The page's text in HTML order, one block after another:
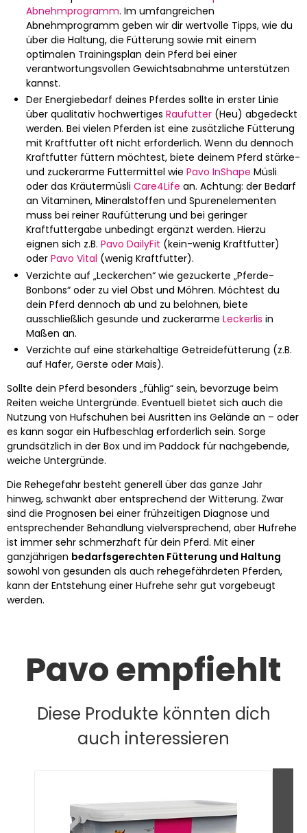
Abnehmprogramm. Im umfangreichen
Abnehmprogramm geben wir dir wertvolle Tipps, wie du
über die Haltung, die Fütterung sowie mit einem
optimalen Trainingsplan dein Pferd bei einer
verantwortungsvollen Gewichtsabnahme unterstützen
kannst.
Der Energiebedarf deines Pferdes sollte in erster Linie
über qualitativ hochwertiges Raufutter (Heu) abgedeckt
werden. Bei vielen Pferden ist eine zusätzliche Fütterung
mit Kraftfutter oft nicht erforderlich. Wenn du dennoch
Kraftfutter füttern möchtest, biete deinem Pferd stärke-
und zuckerarme Futtermittel wie Pavo InShape Müsli
oder das Kräutermüsli Care4Life an. Achtung: der Bedarf
an Vitaminen, Mineralstoffen und Spurenelementen
muss bei reiner Raufütterung und bei geringer
Kraftfuttergabe unbedingt ergänzt werden. Hierzu
eignen sich z.B. Pavo DailyFit (kein-wenig Kraftfutter)
oder Pavo Vital (wenig Kraftfutter).
Verzichte auf „Leckerchen“ wie gezuckerte „Pferde-
Bonbons“ oder zu viel Obst und Möhren. Möchtest du
dein Pferd dennoch ab und zu belohnen, biete
ausschließlich gesunde und zuckerarme Leckerlis in
Maßen an.
Verzichte auf eine stärkehaltige Getreidefütterung (z.B.
auf Hafer, Gerste oder Mais).
Sollte dein Pferd besonders „fühlig“ sein, bevorzuge beim
Reiten weiche Untergründe. Eventuell bietet sich auch die
Nutzung von Hufschuhen bei Ausritten ins Gelände an – oder
es kann sogar ein Hufbeschlag erforderlich sein. Sorge
grundsätzlich in der Box und im Paddock für nachgebende,
weiche Untergründe.
Die Rehegefahr besteht generell über das ganze Jahr
hinweg, schwankt aber entsprechend der Witterung. Zwar
sind die Prognosen bei einer frühzeitigen Diagnose und
entsprechender Behandlung vielversprechend, aber Hufrehe
ist immer sehr schmerzhaft für dein Pferd. Mit einer
ganzjährigen bedarfsgerechten Fütterung und Haltung
sowohl von gesunden als auch rehegefährdeten Pferden,
kann der Entstehung einer Hufrehe sehr gut vorgebeugt
werden.
Pavo empfiehlt
Diese Produkte könnten dich
auch interessieren